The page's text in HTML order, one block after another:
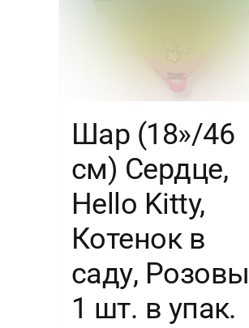
Шар (18»/46
см) Сердце,
Hello Kitty,
Котенок в
саду,
1 шт. в упак.